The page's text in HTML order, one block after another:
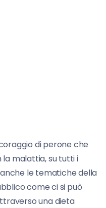
di perone che
malattia, su tutti i
le tematiche della
come ci si può
una dieta